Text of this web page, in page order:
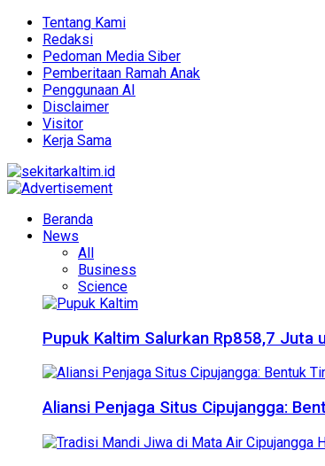
Tentang Kami
Redaksi
Pedoman Media Siber
Pemberitaan Ramah Anak
Penggunaan AI
Disclaimer
Visitor
Kerja Sama
Beranda
News
All
Business
Science
Pupuk Kaltim Salurkan Rp858,7 Juta
Aliansi Penjaga Situs Cipujangga: